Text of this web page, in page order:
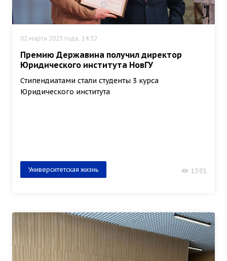
02 марта 2023 года, 14:32
Премию Державина получил директор
Юридического института НовГУ
Стипендиатами стали студенты 3 курса
Юридического института
Университетская жизнь 1581